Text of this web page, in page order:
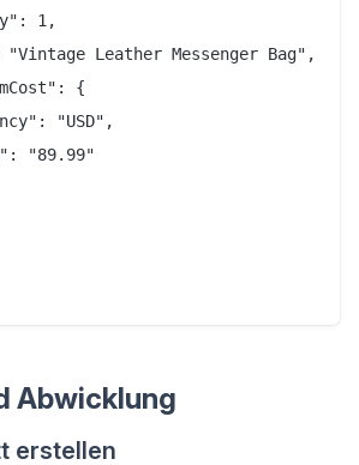
1,
"Vintage Leather Messenger Bag",
{
"USD",
"89.99"
Abwicklung
erstellen